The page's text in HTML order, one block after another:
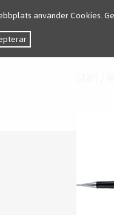
använder Cookies.